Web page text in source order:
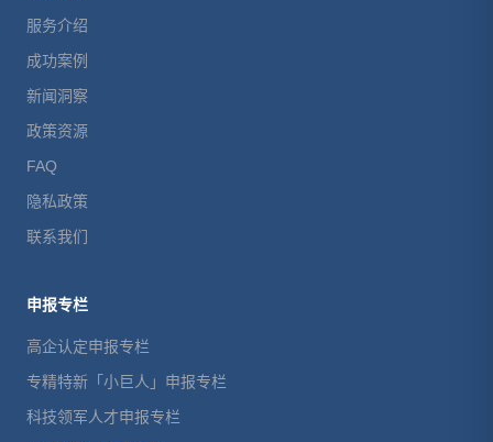
服务介绍
成功案例
新闻洞察
政策资源
FAQ
隐私政策
联系我们
申报专栏
高企认定申报专栏
专精特新「小巨人」申报专栏
科技领军人才申报专栏